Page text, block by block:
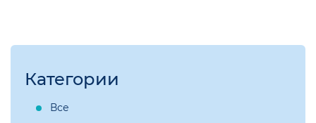
Категории
Все